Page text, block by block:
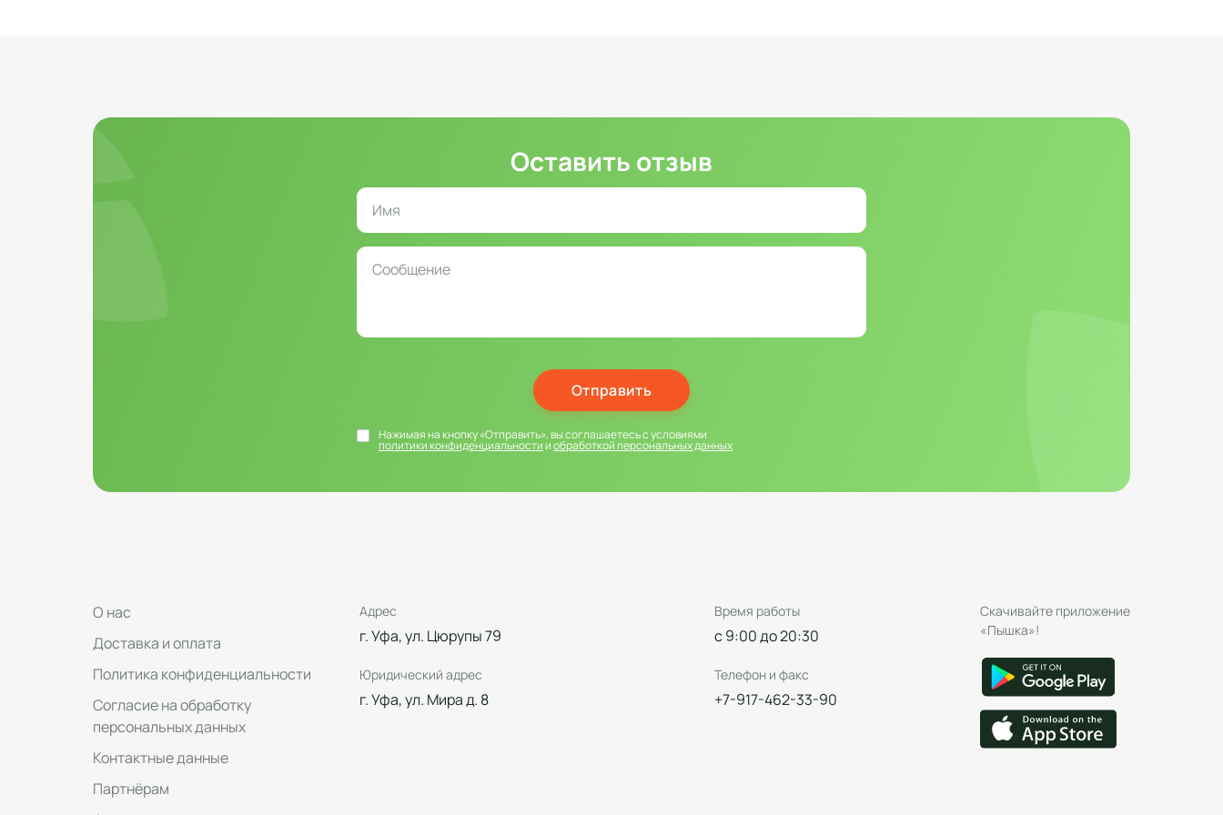
Оставить отзыв
Отправить
Нажимая на кнопку «Отправить», вы соглашаетесь с условиями
политики конфиденциальностииобработкой персональных данных
О нас
Доставка и оплата
Политика конфиденциальности
Согласие на обработку
персональных данных
Контактные данные
Партнёрам
Адрес
г. Уфа, ул. Цюрупы 79
Юридический адрес
г. Уфа, ул. Мира д. 8
Время работы
с 9:00 до 20:30
Телефон и факс
+7-917-462-33-90
Скачивайте приложение
«Пышка»!